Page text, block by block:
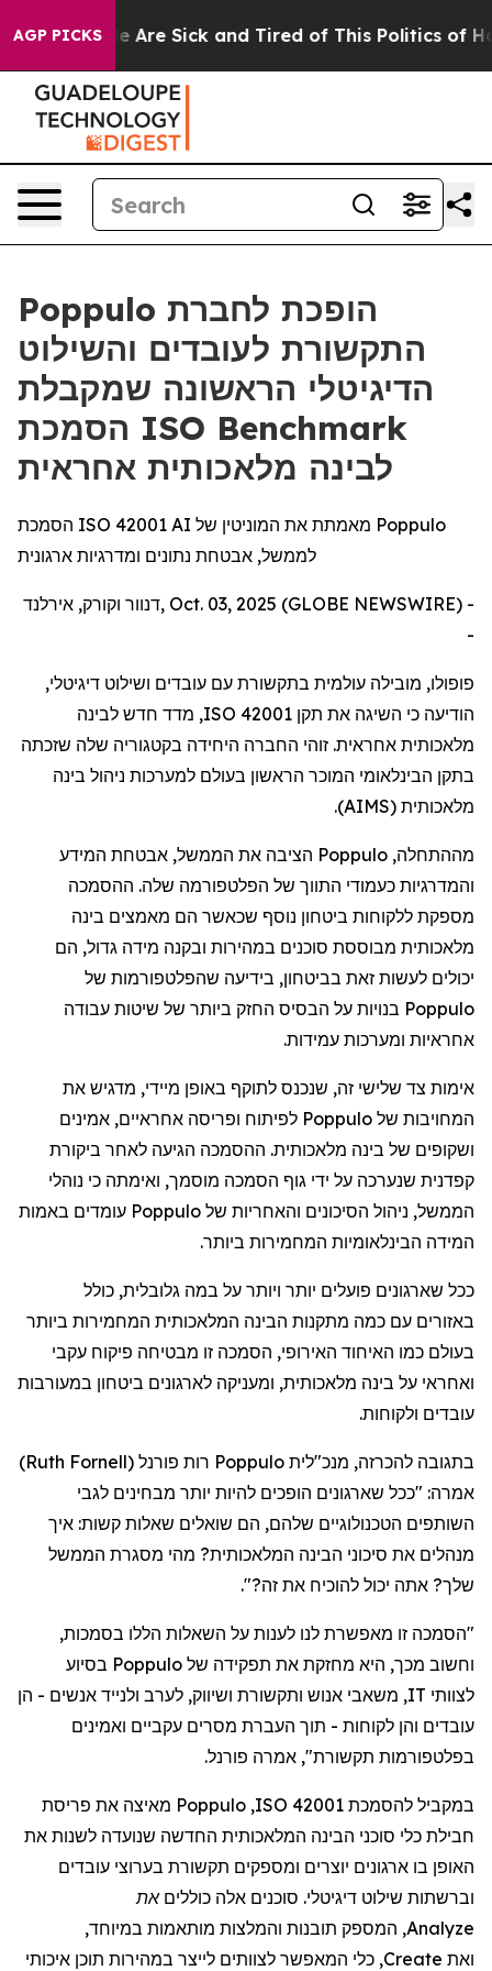
AGP PICKS
“People Are Sick and Tired of This Politics of
Poppulo הופכת לחברת
התקשורת לעובדים והשילוט
הדיגיטלי הראשונה שמקבלת
הסמכת ISO Benchmark
לבינה מלאכותית אחראית
הסמכת ISO 42001 AI מאמתת את המוניטין של Poppulo
לממשל, אבטחת נתונים ומדרגיות ארגונית
דנוור וקורק, אירלנד, Oct. 03, 2025 (GLOBE NEWSWIRE) -
-
פופולו, מובילה עולמית בתקשורת עם עובדים ושילוט דיגיטלי,
הודיעה כי השיגה את תקן ISO 42001
, מדד חדש לבינה
מלאכותית אחראית. זוהי החברה היחידה בקטגוריה שלה שזכתה
בתקן הבינלאומי המוכר הראשון בעולם למערכות ניהול בינה
מלאכותית (
AIMS
).
מההתחלה,
Poppulo הציבה את הממשל, אבטחת המידע
והמדרגיות כעמודי התווך של הפלטפורמה שלה. ההסמכה
מספקת ללקוחות ביטחון נוסף שכאשר הם מאמצים בינה
מלאכותית מבוססת סוכנים במהירות ובקנה מידה גדול, הם
יכולים לעשות זאת בביטחון, בידיעה שהפלטפורמות של
Poppulo בנויות על הבסיס החזק ביותר של שיטות עבודה
אחראיות ומערכות עמידות.
אימות צד שלישי זה, שנכנס לתוקף באופן מיידי, מדגיש את
המחויבות של Poppulo לפיתוח ופריסה אחראיים, אמינים
ושקופים של בינה מלאכותית. ההסמכה הגיעה לאחר ביקורת
קפדנית שנערכה על ידי גוף הסמכה מוסמך, ואימתה כי נוהלי
הממשל, ניהול הסיכונים והאחריות של Poppulo עומדים באמות
המידה הבינלאומיות המחמירות ביותר.
ככל שארגונים פועלים יותר ויותר על במה גלובלית, כולל
באזורים עם כמה מתקנות הבינה המלאכותית המחמירות ביותר
בעולם כמו האיחוד האירופי, הסמכה זו מבטיחה פיקוח עקבי
ואחראי על בינה מלאכותית, ומעניקה לארגונים ביטחון במעורבות
עובדים ולקוחות.
בתגובה להכרזה, מנכ"לית Poppulo רות פורנל (
Ruth Fornell
)
אמרה: "ככל שארגונים הופכים להיות יותר מבחינים לגבי
השותפים הטכנולוגיים שלהם, הם שואלים שאלות קשות: איך
מנהלים את סיכוני הבינה המלאכותית? מהי מסגרת הממשל
שלך? אתה יכול להוכיח את זה?".
"הסמכה זו מאפשרת לנו לענות על השאלות הללו בסמכות,
וחשוב מכך, היא מחזקת את תפקידה של Poppulo בסיוע
לצוותי
משאבי אנוש ותקשורת ושיווק, לערב ולנייד אנשים - הן
עובדים והן לקוחות - תוך העברת מסרים עקביים ואמינים
בפלטפורמות תקשורת", אמרה פורנל.
במקביל להסמכת ISO 42001
,
Poppulo מאיצה את פריסת
חבילת כלי סוכני הבינה המלאכותית החדשה שנועדה לשנות את
האופן בו ארגונים יוצרים ומספקים תקשורת בערוצי עובדים
וברשתות שילוט דיגיטלי. סוכנים אלה כוללים את
Analyze
, המספק תובנות והמלצות מותאמות במיוחד,
ואת Create
, כלי המאפשר לצוותים לייצר במהירות תוכן איכותי